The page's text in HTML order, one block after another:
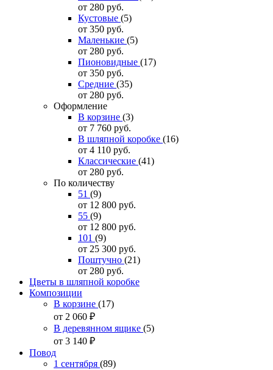
от 280 руб.
Кустовые (5)
от 350 руб.
Маленькие (5)
от 280 руб.
Пионовидные (17)
от 350 руб.
Средние (35)
от 280 руб.
Оформление
В корзине (3)
от 7 760 руб.
В шляпной коробке (16)
от 4 110 руб.
Классические (41)
от 280 руб.
По количеству
51 (9)
от 12 800 руб.
55 (9)
от 12 800 руб.
101 (9)
от 25 300 руб.
Поштучно (21)
от 280 руб.
Цветы в шляпной коробке
Композиции
В корзине (17)
от 2 060 ₽
В деревянном ящике (5)
от 3 140 ₽
Повод
1 сентября (89)